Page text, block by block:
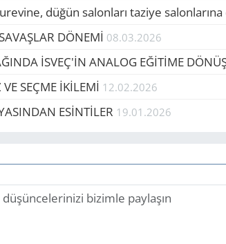
düğün salonları taziye
DÖNEMİ 08.03.2026
İSVEÇ'İN ANALOG EĞİTİME
SEÇME İKİLEMİ 12.02.2026
ESİNTİLER 19.01.2026